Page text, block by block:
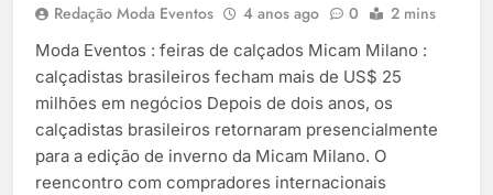
Redação Moda Eventos 4 anos ago 0 2 mins
Moda Eventos : feiras de calçados Micam Milano :
calçadistas brasileiros fecham mais de US$ 25
milhões em negócios Depois de dois anos, os
calçadistas brasileiros retornaram presencialmente
para a edição de inverno da Micam Milano. O
reencontro com compradores internacionais